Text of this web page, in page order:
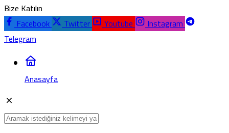
Bize Katılın
Facebook
Twitter Youtube
Instagram
Telegram
Anasayfa